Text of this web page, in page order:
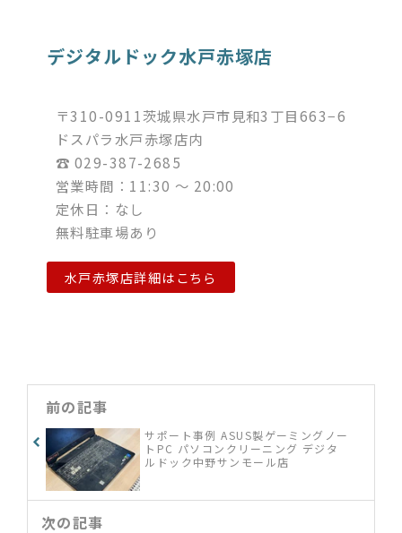
デジタルドック水戸赤塚店
〒310-0911茨城県水戸市見和3丁目663−6
ドスパラ水戸赤塚店内
☎︎ 029-387-2685
営業時間：11:30 ～ 20:00
定休日：なし
無料駐車場あり
水戸赤塚店詳細はこちら
前の記事
サポート事例 ASUS製ゲーミングノー
トPC パソコンクリーニング デジタ
ルドック中野サンモール店
次の記事